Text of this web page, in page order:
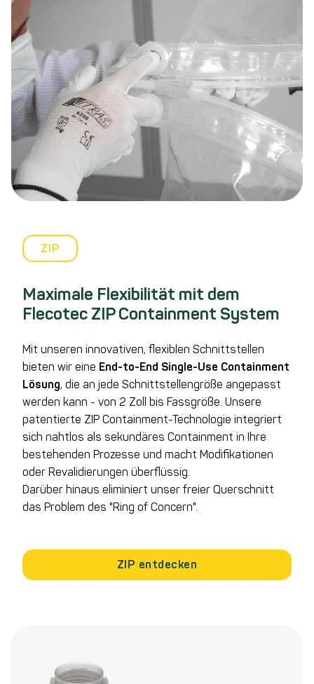
ZIP
Maximale Flexibilität mit dem
Flecotec ZIP Containment System
Mit unseren innovativen, flexiblen Schnittstellen
bieten wir eine End-to-End Single-Use Containment
Lösung, die an jede Schnittstellengröße angepasst
werden kann - von 2 Zoll bis Fassgröße. Unsere
patentierte ZIP Containment-Technologie integriert
sich nahtlos als sekundäres Containment in Ihre
bestehenden Prozesse und macht Modifikationen
oder Revalidierungen überflüssig.
Darüber hinaus eliminiert unser freier Querschnitt
das Problem des "Ring of Concern".
ZIP entdecken